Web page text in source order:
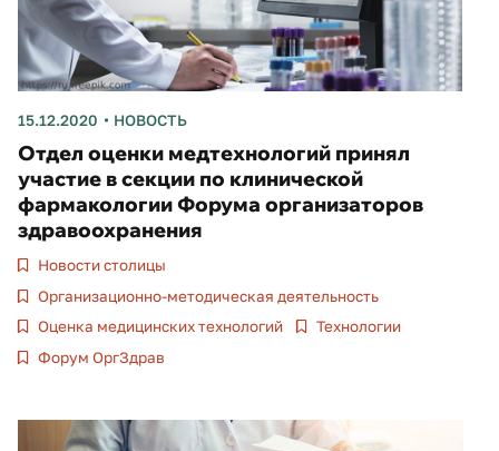
15.12.2020 НОВОСТЬ
Отдел оценки медтехнологий принял
участие в секции по клинической
фармакологии Форума организаторов
здравоохранения
Новости столицы
Организационно-методическая деятельность
Оценка медицинских технологий
Технологии
Форум ОргЗдрав